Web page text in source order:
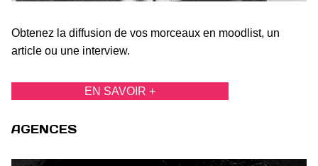
Obtenez la diffusion de vos morceaux en moodlist, un
article ou une interview.
EN SAVOIR +
AGENCES